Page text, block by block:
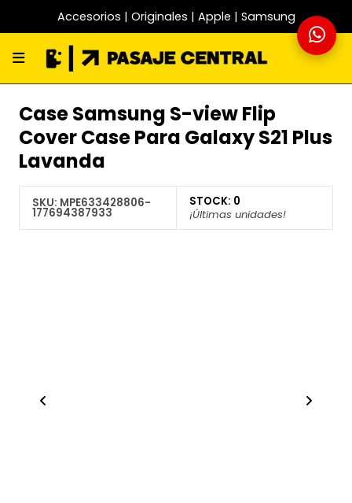
Accesorios | Originales | Apple | Samsung
Case Samsung S-view Flip
Cover Case Para Galaxy S21 Plus
Lavanda
SKU: MPE633428806-
177694387933
STOCK: 0
¡Últimas unidades!